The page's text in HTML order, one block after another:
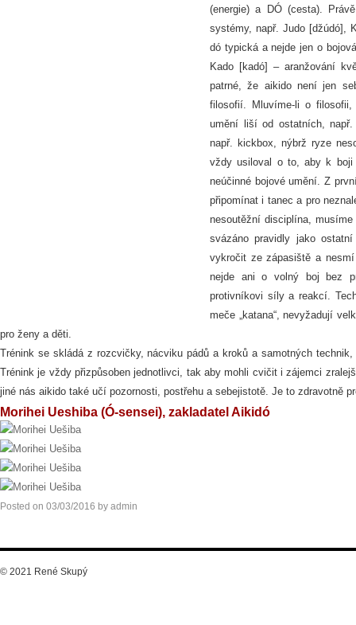
(energie) a DÓ (cesta).
systémy, např. Judo [džúdó],
dó typická a nejde jen o
Kado [kadó] – aranžování
patrné, že aikido není jen
filosofií. Mluvíme-li o
umění liší od ostatních,
např. kickbox, nýbrž ryze
vždy usiloval o to, aby k boji
neúčinné bojové umění. Z
připomínat i tanec a pro
nesoutěžní disciplína,
svázáno pravidly jako
vykročit ze zápasiště a
nejde ani o volný boj bez
protivníkovi síly a reakcí.
meče „katana“, nevyžadují
pro ženy a děti.
Trénink se skládá z rozcvičky, nácviku pádů a kroků a samotných
Trénink je vždy přizpůsoben jednotlivci, tak aby mohli cvičit i zájemci
jiné nás aikido také učí pozornosti, postřehu a sebejistotě. Je to zdravotně
Morihei Ueshiba (Ó-sensei), zakladatel Aikidó
Posted on 03/03/2016 by admin
© 2021 René Skupý